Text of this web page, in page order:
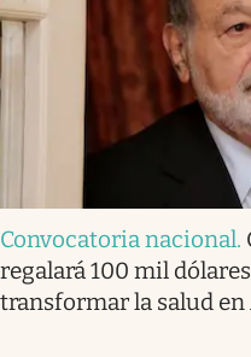
Convocatoria nacional.
regalará 100 mil
transformar la salud